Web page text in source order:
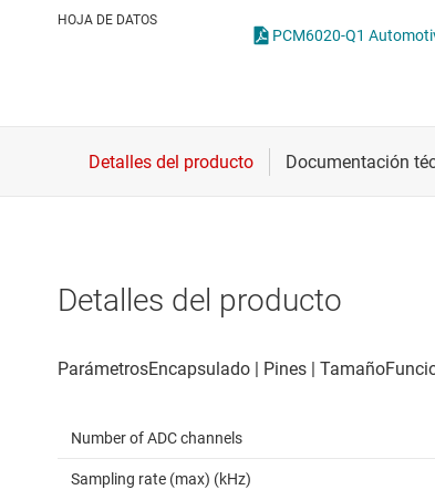
Interfaz
HOJA DE DATOS
PCM6020-Q1
Detalles del producto
Number of ADC channels
Sampling rate (max) (kHz)